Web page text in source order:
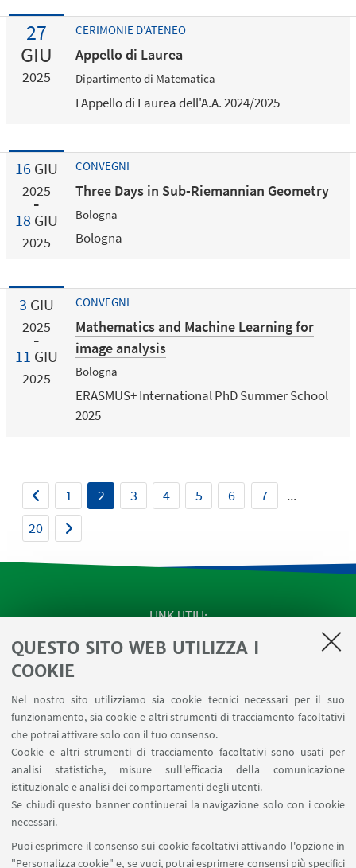
QUESTO SITO WEB UTILIZZA I
COOKIE
Nel nostro sito utilizziamo sia cookie tecnici necessari per il suo
funzionamento, sia cookie e altri strumenti di tracciamento facoltativi
che potrai attivare solo con il tuo consenso.
Cookie e altri strumenti di tracciamento facoltativi sono usati per
analisi statistiche, misure sull'efficacia della comunicazione
istituzionale e analisi dei comportamenti degli utenti.
Se chiudi questo banner continuerai la navigazione solo con i cookie
necessari.
Puoi esprimere il consenso sui cookie facoltativi attivando l'opzione in
"Personalizza cookie" e, se vuoi, potrai esprimere consensi più specifici
27
GIU
2025
CERIMONIE D'ATENEO
Appello di Laurea
Dipartimento di Matematica
I Appello di Laurea dell'A.A. 2024/2025
16 GIU
2025
18 GIU
2025
CONVEGNI
Three Days in Sub-Riemannian Geometry
Bologna
Bologna
3 GIU
2025
11 GIU
2025
CONVEGNI
Mathematics and Machine Learning for
image analysis
Bologna
ERASMUS+ International PhD Summer School
2025
1 2 3 4 5 6 7
...
20
LINK UTILI
SEMINARI del Dipartimento
MAT info - Informazioni per gli afferenti al Dipartimento
SERVIZI ONLINE interni
Carta dei servizi
SEGUI IL DIPARTIMENTO SU:
SEGUI UNIBO SU: